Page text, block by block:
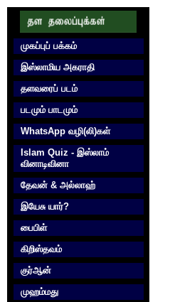
முகப்புப் பக்கம்
இஸ்லாமிய அகராதி
தளவரைப் படம்
படமும் பாடமும்
WhatsApp வழி(லி)கள்
Islam Quiz - இஸ்லாம்
வினாடிவினா
தேவன் & அல்லாஹ்
இயேசு யார்?
பைபிள்
கிறிஸ்தவம்
குர்‍ஆன்
முஹம்மது